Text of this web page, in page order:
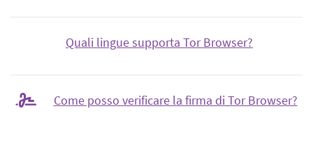
Quali lingue supporta Tor Browser?
Come posso verificare la firma di Tor Browser?